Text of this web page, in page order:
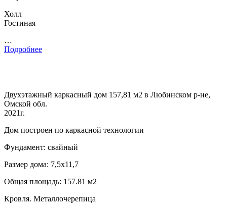
Холл
Гостиная
…
Подробнее
Двухэтажный каркасный дом 157,81 м2 в Любинском р-не,
Омской обл.
2021г.
Дом построен по каркасной технологии
Фундамент: свайный
Размер дома: 7,5х11,7
Общая площадь: 157.81 м2
Кровля. Металлочерепица